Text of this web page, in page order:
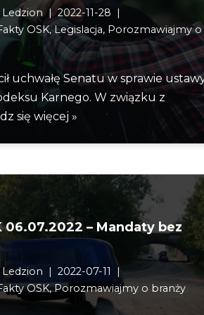
2022-11-28
OSK,Legislacja, Porozmawiajmy o
uchwałę Senatu w sprawie
Karnego. W związku z
się więcej »
06.07.2022 – Mandaty bez
2022-07-11
OSK,Porozmawiajmy o branży